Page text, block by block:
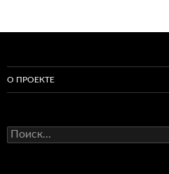
О ПРОЕКТЕ
Найти: